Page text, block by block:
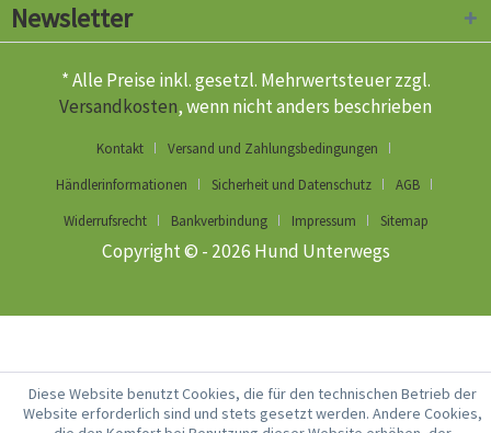
Newsletter
* Alle Preise inkl. gesetzl. Mehrwertsteuer zzgl.
Versandkosten, wenn nicht anders beschrieben
Kontakt
Versand und Zahlungsbedingungen
Händlerinformationen
Sicherheit und Datenschutz
AGB
Widerrufsrecht
Bankverbindung Impressum Sitemap
Copyright © - 2026 Hund Unterwegs
Diese Website benutzt Cookies, die für den technischen Betrieb der
Website erforderlich sind und stets gesetzt werden. Andere Cookies,